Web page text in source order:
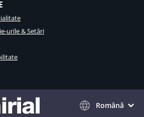
urile & Setări
Română